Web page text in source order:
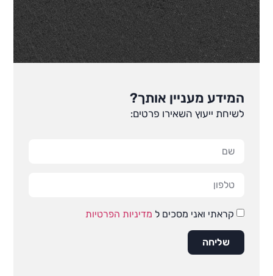
המידע מעניין אותך?
לשיחת ייעוץ השאירו פרטים:
קראתי ואני מסכים ל מדיניות הפרטיות
שליחה